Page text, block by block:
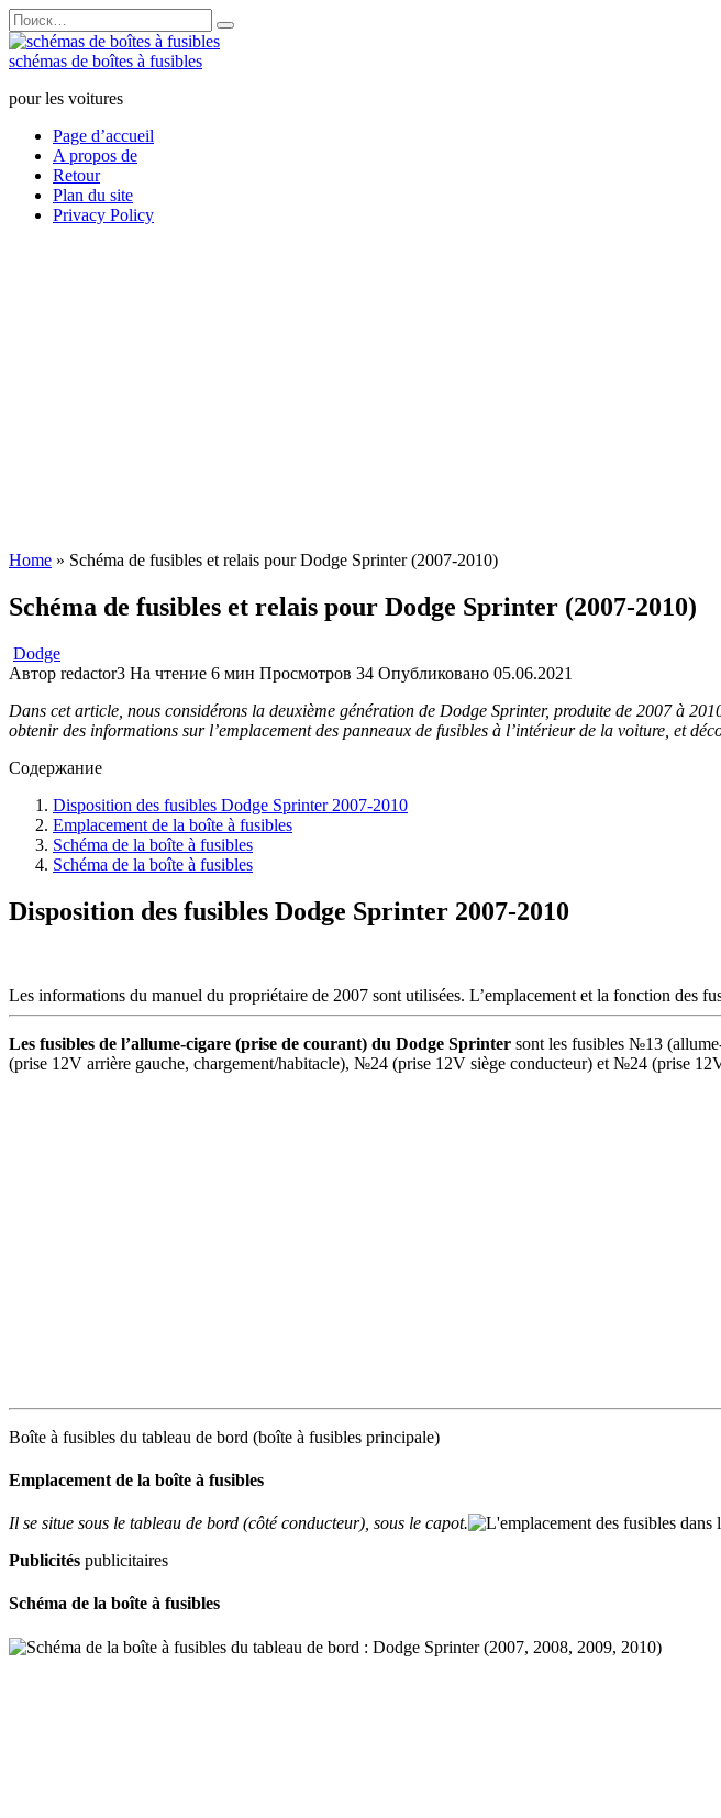
Перейти
к
содержанию
Search
for:
schémas de boîtes à fusibles
pour les voitures
Page d’accueil
A propos de
Retour
Plan du site
Privacy Policy
Home » Schéma de fusibles et relais pour Dodge Sprinter (2007-2010)
Schéma de fusibles et relais pour Dodge Sprinter (2007-2010)
Dodge
Автор redactor3 На чтение 6 мин Просмотров 34 Опубликовано 05.06.2021
Dans cet article, nous considérons la deuxième génération de Dodge Sprinter, produite de 2007 à
obtenir des informations sur l’emplacement des panneaux de fusibles à l’intérieur de la voiture, et
Содержание
Disposition des fusibles Dodge Sprinter 2007-2010
Emplacement de la boîte à fusibles
Schéma de la boîte à fusibles
Schéma de la boîte à fusibles
Disposition des fusibles Dodge Sprinter 2007-2010
Les informations du manuel du propriétaire de 2007 sont utilisées. L’emplacement et la fonction des
Les fusibles de l’allume-cigare (prise de courant) du Dodge Sprinter sont les fusibles №13
(prise 12V arrière gauche, chargement/habitacle), №24 (prise 12V siège conducteur) et №24 (prise
Boîte à fusibles du tableau de bord (boîte à fusibles principale)
Emplacement de la boîte à fusibles
Il se situe sous le tableau de bord (côté conducteur), sous le capot.
Publicités publicitaires
Schéma de la boîte à fusibles